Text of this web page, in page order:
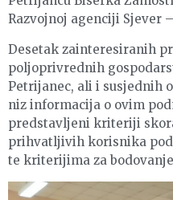
Razvojnoj agenciji Sjever
Desetak zainteresiranih
poljoprivrednih
Petrijanec, ali i susjednih
niz informacija o ovim
predstavljeni kriteriji
prihvatljivih korisnika
te kriterijima za